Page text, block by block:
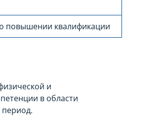
повышении квалификации
и
в области